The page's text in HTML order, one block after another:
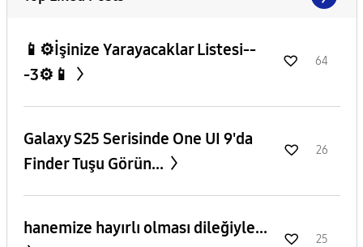
📱⚙️İşinize Yarayacaklar Listesi--
-3⚙️📱
64
Galaxy S25 Serisinde One UI 9'da
Finder Tuşu Görün...
26
hanemize hayırlı olması dileğiyle...
25